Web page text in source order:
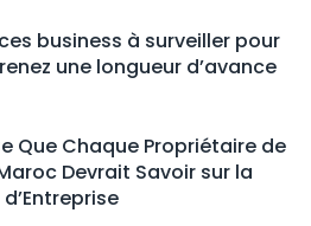
business à surveiller pour
une longueur d’avance
Que Chaque Propriétaire de
Devrait Savoir sur la